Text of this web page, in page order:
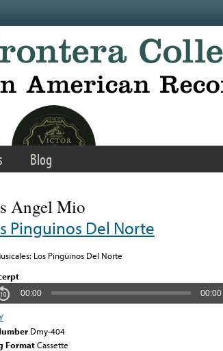
Blog
Angel Mio
Pinguinos Del Norte
Los Pingüinos Del Norte
00:00 00:00
Dmy-404
FormatCassette